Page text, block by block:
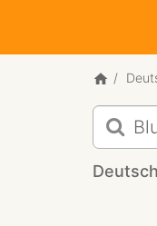
für